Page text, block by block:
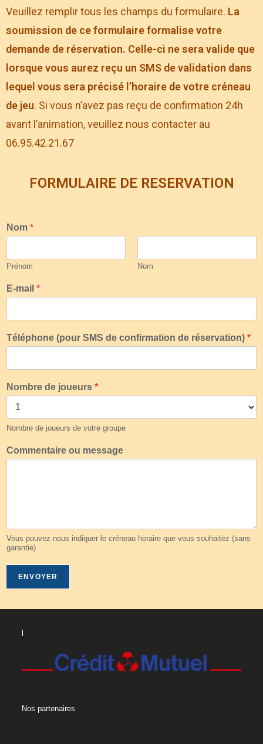
Veuillez remplir tous les champs du formulaire. La
soumission de ce formulaire formalise votre
demande de réservation. Celle-ci ne sera valide que
lorsque vous aurez reçu un SMS de validation dans
lequel vous sera précisé l’horaire de votre créneau
de jeu. Si vous n’avez pas reçu de confirmation 24h
avant l’animation, veuillez nous contacter au
06.95.42.21.67
FORMULAIRE DE RESERVATION
Nom *
Prénom Nom
E-mail *
Téléphone (pour SMS de confirmation de réservation) *
Nombre de joueurs *
Nombre de joueurs de votre groupe
Commentaire ou message
Vous pouvez nous indiquer le créneau horaire que vous souhaitez (sans
garantie)
ENVOYER
Nos partenaires